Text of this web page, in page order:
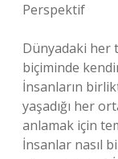
Perspektif
Dünyadaki her
biçiminde
İnsanların
yaşadığı her
anlamak için
İnsanlar nasıl